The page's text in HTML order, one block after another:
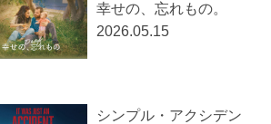
幸せの、忘れもの。
2026.05.15
シンプル・アクシデン